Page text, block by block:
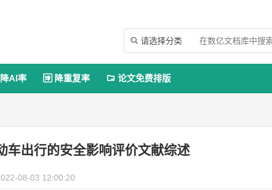
 请选择分类
AI率  降重复率  论文免费排版
车出行的安全影响评价文献综述
08-03 12:00:20